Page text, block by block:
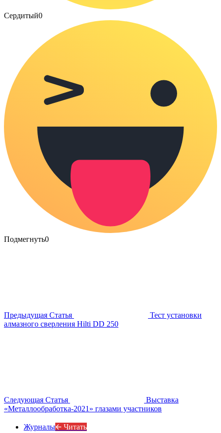
Сердитый0
Подмегнуть0
Предыдущая Статья
Тест установки
алмазного сверления Hilti DD 250
Следующая Статья
Выставка
«Металлообработка-2021» глазами участников
Журналы🡨 Читать